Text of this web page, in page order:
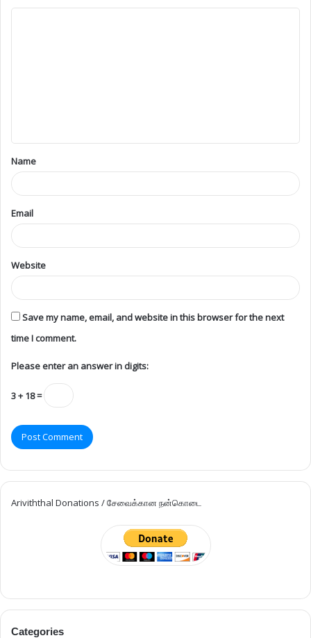
Name
Email
Website
Save my name, email, and website in this browser for the next
time I comment.
Please enter an answer in digits:
3 + 18 =
Ariviththal Donations / சேவைக்கான நன்கொடை
Categories